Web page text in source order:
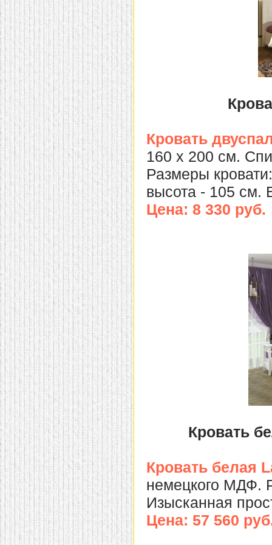
домашнем использовании.
Эта мебель имеет
некоторые преимущества
перед той же стенкой для
гостиной, к примеру,
поскольку она более
легкая и не загромождает
пространство. В спальне
этот предмет можно
поставить у изголовья
кровати, чтобы заполнить
пустующее там
место. Также стеллажи
очень часто используют в
качестве разграничителей
комнаты, например, на
рабочую зону и
пространство для отдыха.
Особенно это актуально
для однокомнатных
квартир.
Кровать
160 х 200 см.
Размеры
высота - 105 см.
Цена: 8 330 руб.
Кровать
Кровать белая
немецкого МДФ.
Изысканная
Цена: 57 560